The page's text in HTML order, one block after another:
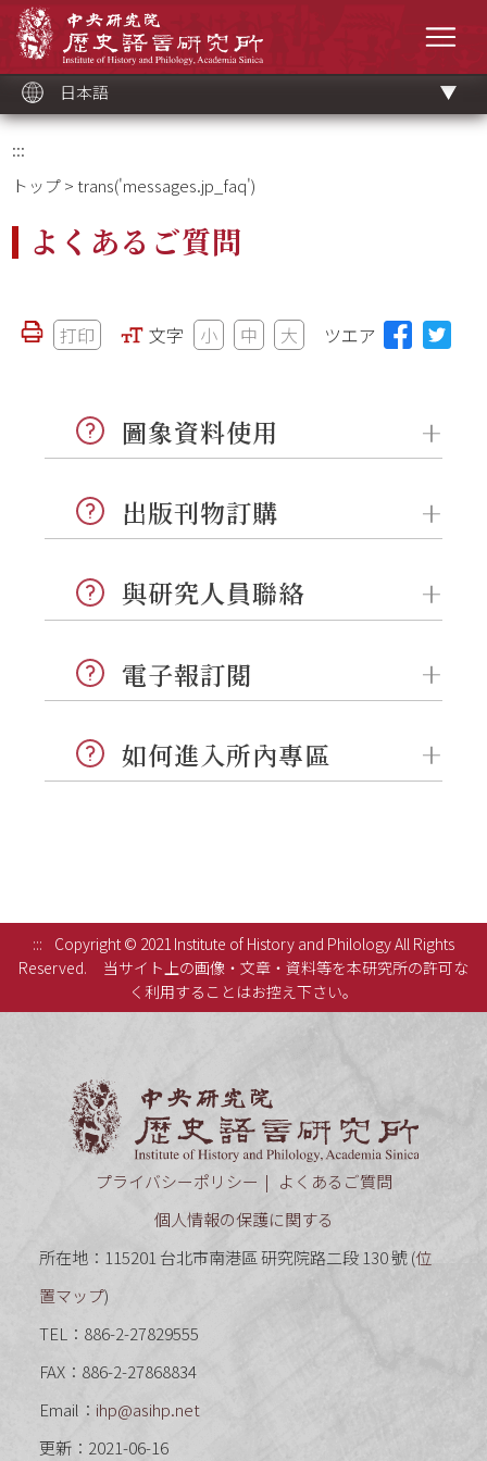
ッ
ク
日本語
:::
トップ> trans('messages.jp_faq')
よくあるご質問
打印 文字 小 中 大 ツエア
圖象資料使用
出版刊物訂購
與研究人員聯絡
電子報訂閱
如何進入所內專區
:::
Copyright © 2021 Institute of History and Philology All Rights
Reserved.
当サイト上の画像・文章・資料等を本研究所の許可な
く利用することはお控え下さい。
プライバシーポリシー
よくあるご質問
個人情報の保護に関する
所在地：115201 台北市南港區 研究院路二段 130 號 (位
置マップ)
TEL：886-2-27829555
FAX：886-2-27868834
Email： ihp@asihp.net
更新：2021-06-16